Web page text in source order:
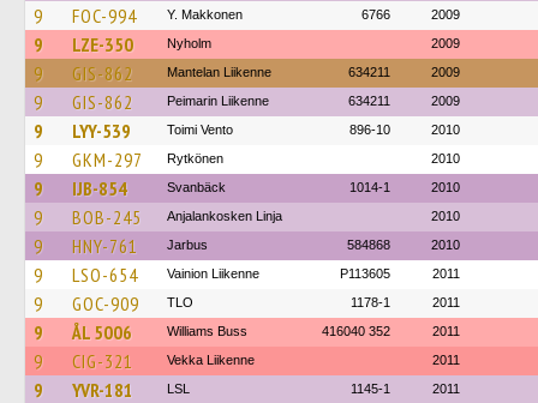
9 FOC-994 Y. Makkonen 6766 2009
9 LZE-350 Nyholm 2009
9 GIS-862 Mantelan Liikenne 634211 2009
9 GIS-862 Peimarin Liikenne 634211 2009
9 LYY-539 Toimi Vento 896-10 2010
9 GKM-297 Rytkönen 2010
9 IJB-854 Svanbäck 1014-1 2010
9 BOB-245 Anjalankosken Linja 2010
9 HNY-761 Jarbus 584868 2010
9 LSO-654 Vainion Liikenne P113605 2011
9 GOC-909 TLO 1178-1 2011
9 ÅL 5006 Williams Buss 416040 352 2011
9 CIG-321 Vekka Liikenne 2011
9 YVR-181 LSL 1145-1 2011